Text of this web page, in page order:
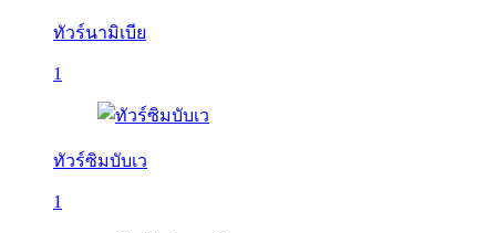
ทัวร์นามิเบีย
1
ทัวร์ซิมบับเว
1